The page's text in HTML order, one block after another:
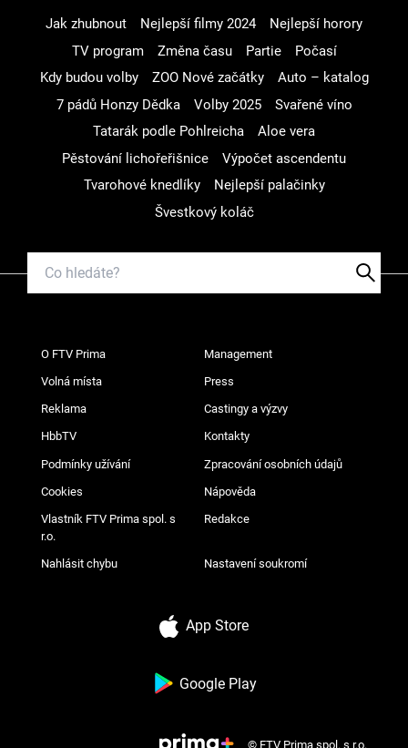
Jak zhubnout Nejlepší filmy 2024
Nejlepší horory
TV program
Změna času Partie
Počasí
Kdy budou volby
ZOO Nové začátky
Auto – katalog
7 pádů Honzy Dědka
Volby 2025
Svařené víno
Tatarák podle Pohlreicha
Aloe vera
Pěstování lichořeřišnice
Výpočet ascendentu
Tvarohové knedlíky
Nejlepší palačinky
Švestkový koláč
O FTV Prima Management
Volná místa Press
Reklama Castingy a výzvy
HbbTV Kontakty
Podmínky užívání Zpracování osobních údajů
Cookies Nápověda
Vlastník FTV Prima spol. s
r.o.
Redakce
Nahlásit chybu Nastavení soukromí
App Store
Google Play
© FTV Prima spol. s r.o.